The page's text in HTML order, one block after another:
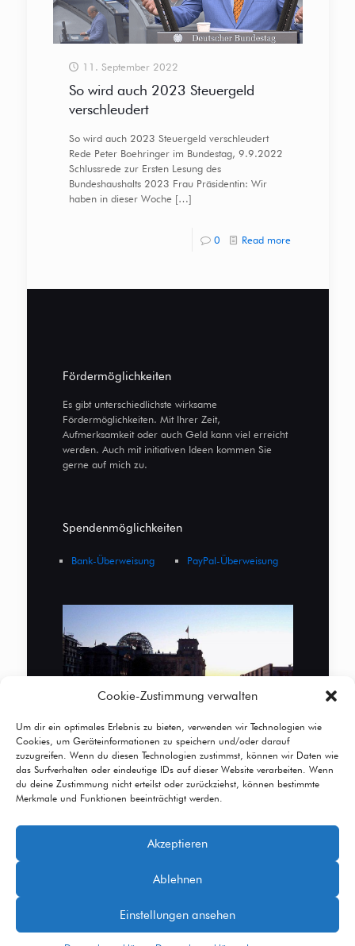
Cookie-Zustimmung verwalten
Um dir ein optimales Erlebnis zu bieten, verwenden wir Technologien wie
Cookies, um Geräteinformationen zu speichern und/oder darauf
zuzugreifen. Wenn du diesen Technologien zustimmst, können wir Daten wie
das Surfverhalten oder eindeutige IDs auf dieser Website verarbeiten. Wenn
du deine Zustimmung nicht erteilst oder zurückziehst, können bestimmte
Merkmale und Funktionen beeinträchtigt werden.
Akzeptieren
Ablehnen
Einstellungen ansehen
11. September 2022
So wird auch 2023 Steuergeld
verschleudert
So wird auch 2023 Steuergeld verschleudert
Rede Peter Boehringer im Bundestag, 9.9.2022
Schlussrede zur Ersten Lesung des
Bundeshaushalts 2023 Frau Präsidentin: Wir
haben in dieser Woche[…]
0 Read more
Fördermöglichkeiten
Es gibt unterschiedlichste wirksame
Fördermöglichkeiten. Mit Ihrer Zeit,
Aufmerksamkeit oder auch Geld kann viel erreicht
werden. Auch mit initiativen Ideen kommen Sie
gerne auf mich zu.
Spendenmöglichkeiten
Bank-Überweisung PayPal-Überweisung
© 2026 Betheme byMuffin group